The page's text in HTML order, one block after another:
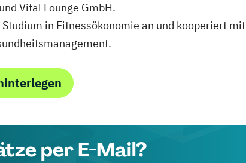
Vital Lounge GmbH.
in Fitnessökonomi​e an und kooperiert mit
per E-Mail?